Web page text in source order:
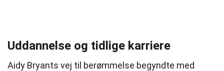
Uddannelse og tidlige karriere
Aidy Bryants vej til berømmelse begyndte med